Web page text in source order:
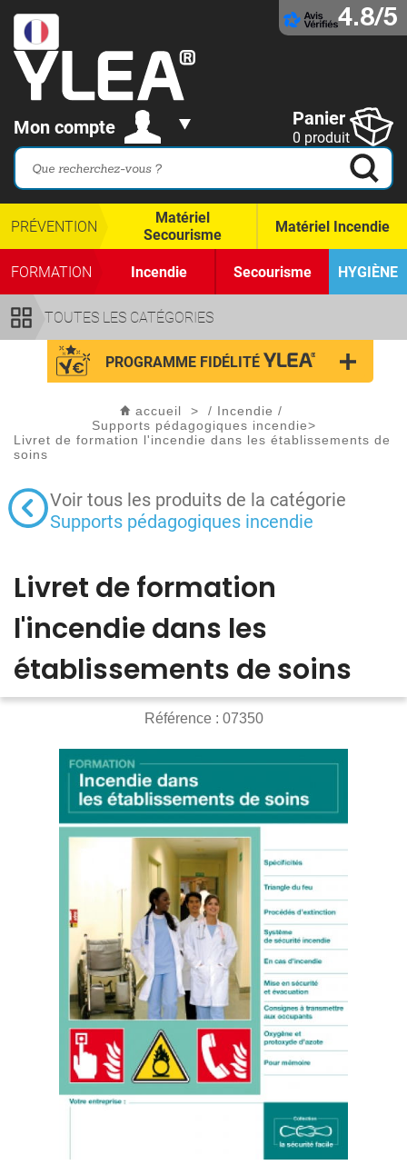
4.8/5
Mon compte Panier
0 produit
TOUTES LES CATÉGORIES
PRÉVENTION
Matériel
Secourisme
Matériel Incendie
FORMATION Incendie Secourisme HYGIÈNE
PROGRAMME FIDÉLITÉ
accueil > / Incendie /
Supports pédagogiques incendie>
Livret de formation l'incendie dans les établissements de
soins
Voir tous les produits de la catégorie
Supports pédagogiques incendie
Livret de formation
l'incendie dans les
établissements de soins
Référence : 07350